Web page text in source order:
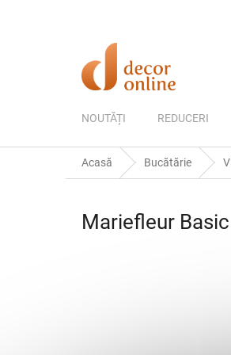
NOUTĂȚI REDUCERI
Acasă Bucătărie
Mariefleur